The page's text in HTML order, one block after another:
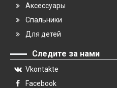
Аксессуары
Спальники
Для детей
Следите за нами
Vkontakte
Facebook